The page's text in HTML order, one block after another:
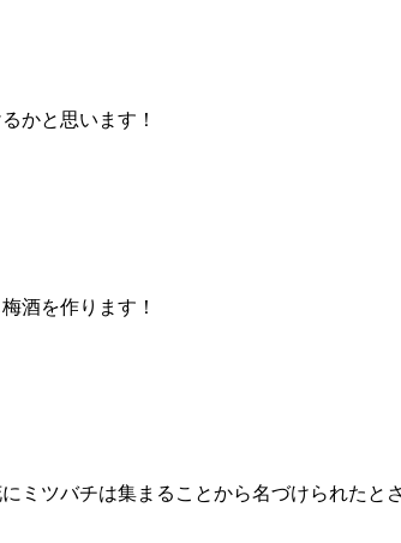
かと思います！
酒を作ります！
ミツバチは集まることから名づけられたと